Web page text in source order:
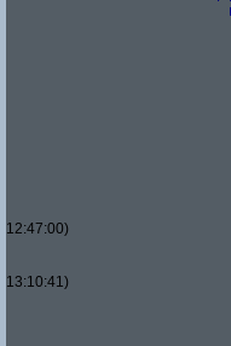
12:47:00)
13:10:41)